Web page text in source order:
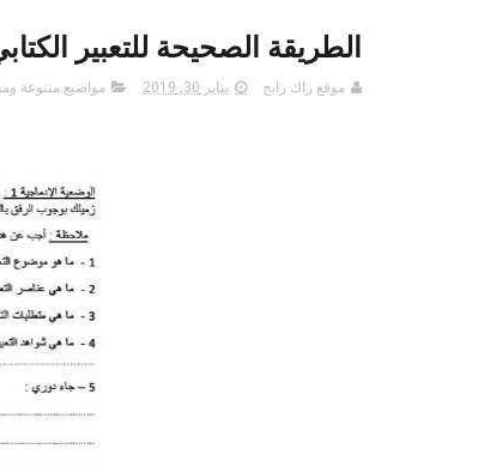
الطريقة الصحيحة للتعبير
موقع راك رابح يناير 30, 2019 مواضيع متنوعة